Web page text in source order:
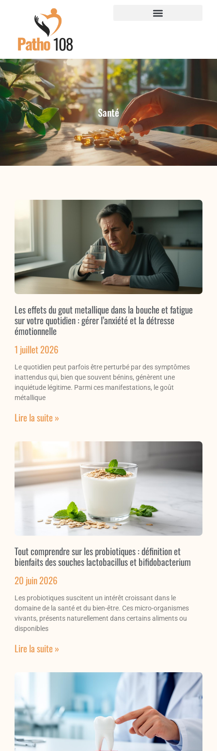
Santé
Les effets du gout metallique dans la bouche et fatigue
sur votre quotidien : gérer l’anxiété et la détresse
émotionnelle
1 juillet 2026
Le quotidien peut parfois être perturbé par des symptômes
inattendus qui, bien que souvent bénins, génèrent une
inquiétude légitime. Parmi ces manifestations, le goût
métallique
Lire la suite »
Tout comprendre sur les probiotiques : définition et
bienfaits des souches lactobacillus et bifidobacterium
20 juin 2026
Les probiotiques suscitent un intérêt croissant dans le
domaine de la santé et du bien-être. Ces micro-organismes
vivants, présents naturellement dans certains aliments ou
disponibles
Lire la suite »